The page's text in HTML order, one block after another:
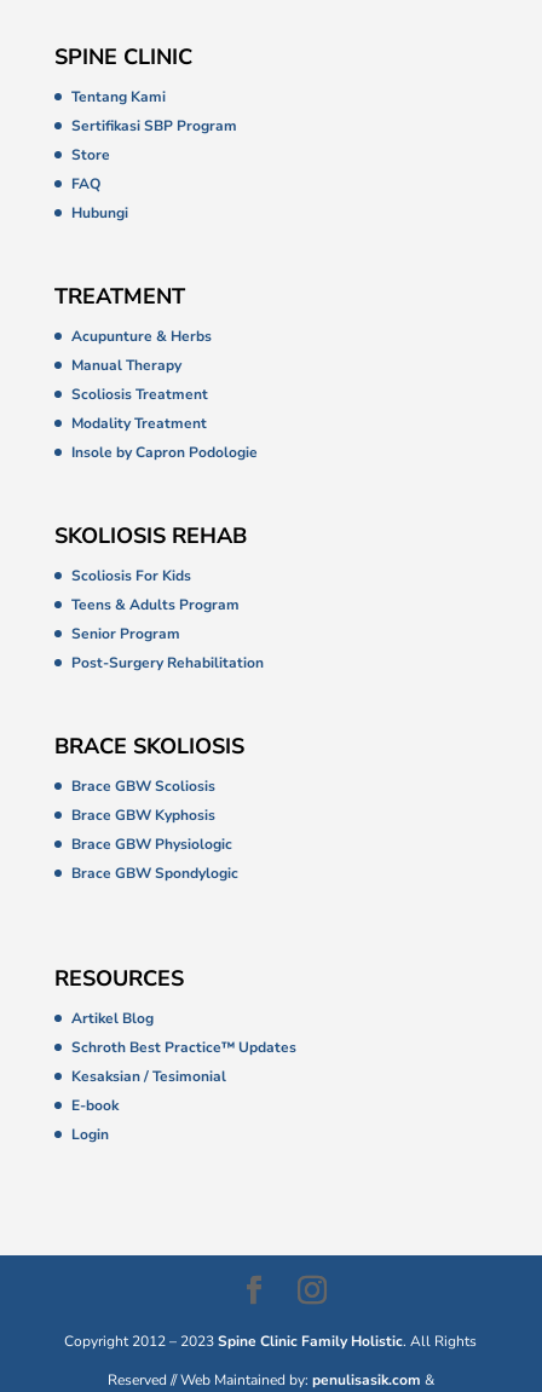
SPINE CLINIC
Tentang Kami
Sertifikasi SBP Program
Store
FAQ
Hubungi
TREATMENT
Acupunture & Herbs
Manual Therapy
Scoliosis Treatment
Modality Treatment
Insole by Capron Podologie
SKOLIOSIS REHAB
Scoliosis For Kids
Teens & Adults Program
Senior Program
Post-Surgery Rehabilitation
BRACE SKOLIOSIS
Brace GBW Scoliosis
Brace GBW Kyphosis
Brace GBW Physiologic
Brace GBW Spondylogic
RESOURCES
Artikel Blog
Schroth Best Practice™ Updates
Kesaksian / Tesimonial
E-book
Login
Copyright 2012 – 2023Spine Clinic Family Holistic. All Rights
Reserved // Web Maintained by: penulisasik.com &